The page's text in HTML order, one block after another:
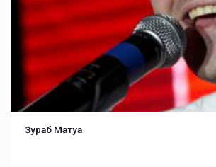
Зураб Матуа